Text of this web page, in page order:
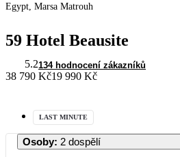
Egypt, Marsa Matrouh
59 Hotel Beausite
5.2134 hodnocení zákazníků
38 790 Kč19 990 Kč
LAST MINUTE
Osoby: 2 dospělí